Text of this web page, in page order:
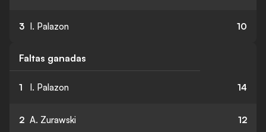
3 I. Palazon 10
Faltas ganadas
1 I. Palazon 14
2 A. Zurawski 12